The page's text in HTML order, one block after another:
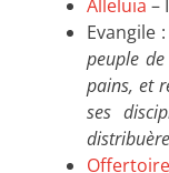
Alleluia –
Evangile :
peuple
pains, et
ses
Offertoire